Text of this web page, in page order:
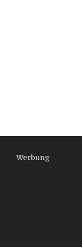
Werbung